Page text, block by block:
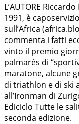
L’AUTORE
1991, è
sull’Africa
commenta i fatti
vinto il premio
palmarès di
maratone, alcune
di triathlon e di ski
all’Ironman di
Ediciclo Tutte le
seconda edizione.